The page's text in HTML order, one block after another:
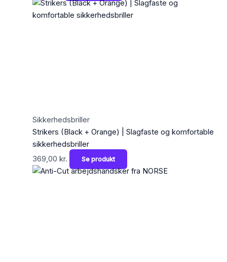
Sikkerhedsbriller
Strikers (Black + Orange) | Slagfaste og komfortable
sikkerhedsbriller
369,00 kr. Se produkt